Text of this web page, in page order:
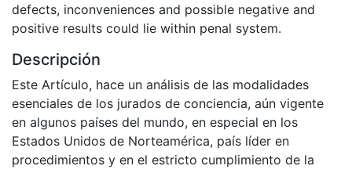
defects, inconveniences and possible negative and
positive results could lie within penal system.
Descripción
Este Artículo, hace un análisis de las modalidades
esenciales de los jurados de conciencia, aún vigente
en algunos países del mundo, en especial en los
Estados Unidos de Norteamérica, país líder en
procedimientos y en el estricto cumplimiento de la